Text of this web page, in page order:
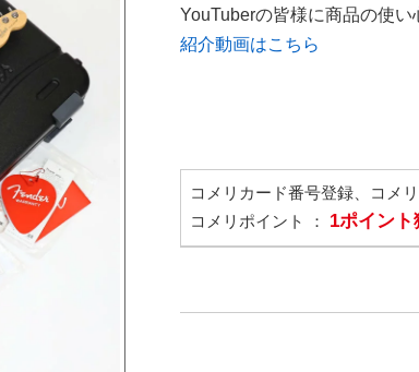
YouTuberの皆様に商品の使い
紹介動画はこちら
コメリカード番号登録、コメ
コメリポイント ： 1ポイント